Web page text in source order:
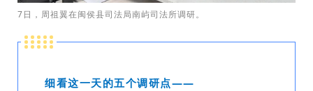
7日，周祖翼在闽侯县司法局南屿司法所调研。
细看这一天的五个调研点——